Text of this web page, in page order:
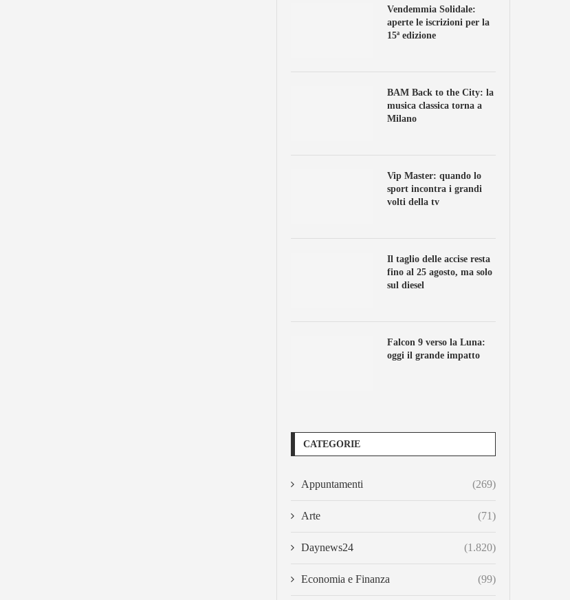
Vendemmia Solidale:
aperte le iscrizioni per la
15ª edizione
BAM Back to the City: la
musica classica torna a
Milano
Vip Master: quando lo
sport incontra i grandi
volti della tv
Il taglio delle accise resta
fino al 25 agosto, ma solo
sul diesel
Falcon 9 verso la Luna:
oggi il grande impatto
CATEGORIE
Appuntamenti (269)
Arte (71)
Daynews24 (1.820)
Economia e Finanza (99)